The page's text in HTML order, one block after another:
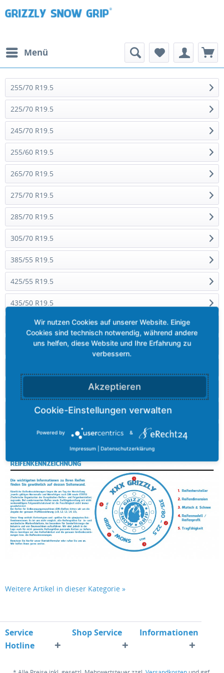
Menü
255/70 R19.5
225/70 R19.5
245/70 R19.5
255/60 R19.5
265/70 R19.5
275/70 R19.5
285/70 R19.5
305/70 R19.5
385/55 R19.5
425/55 R19.5
435/50 R19.5
435/55 R19.5
445/45 R19.5
8 R19.5
9 R19.5
9.5 R19.5
Weitere Artikel in dieser Kategorie »
Service
Hotline
Shop Service Informationen
Akzeptieren
Powered by &
Impressum | Datenschutzerklärung